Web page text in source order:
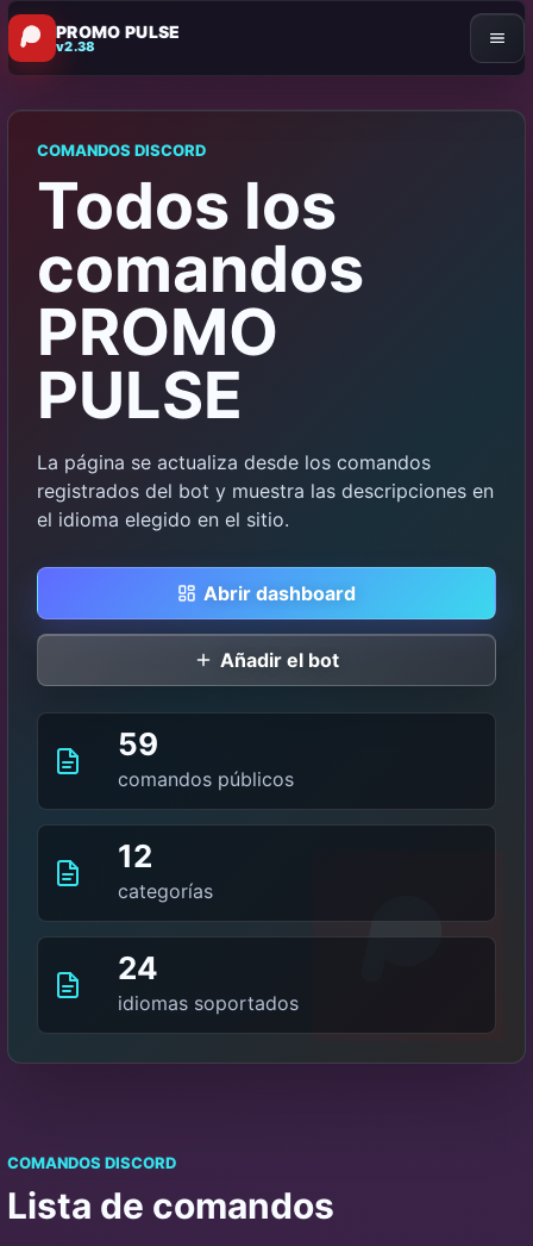
PROMO PULSE
v2.38
COMANDOS DISCORD
Todos los
comandos
PROMO
PULSE
La página se actualiza desde los comandos
registrados del bot y muestra las descripciones en
el idioma elegido en el sitio.
Abrir dashboard
Añadir el bot
59
comandos públicos
12
categorías
24
idiomas soportados
COMANDOS DISCORD
Lista de comandos